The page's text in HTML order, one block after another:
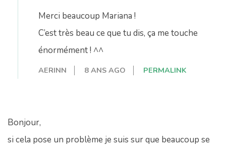
Merci beaucoup Mariana !
C’est très beau ce que tu dis, ça me touche
énormément ! ^^
AERINN 8 ANS AGO PERMALINK
Bonjour,
si cela pose un problème je suis sur que beaucoup se